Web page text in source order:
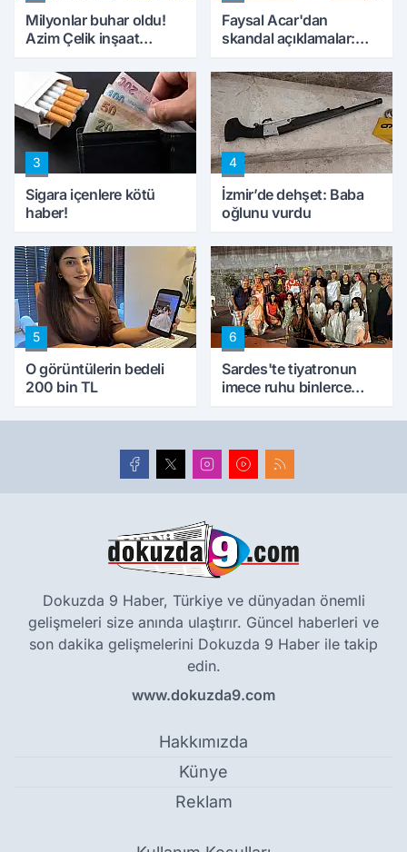
Milyonlar buhar oldu!
Azim Çelik inşaat
konuştu
Faysal Acar'dan
skandal açıklamalar:
peynircilerimizi de
kıskaca aldı, müdahale
ettik'
3
Sigara içenlere kötü
haber!
4
İzmir’de dehşet: Baba
oğlunu vurdu
5
O görüntülerin bedeli
200 bin TL
6
Sardes'te tiyatronun
imece ruhu binlerce
Dokuzda 9 Haber, Türkiye ve dünyadan önemli
gelişmeleri size anında ulaştırır. Güncel haberleri ve
son dakika gelişmelerini Dokuzda 9 Haber ile takip
edin.
www.dokuzda9.com
Hakkımızda
Künye
Reklam